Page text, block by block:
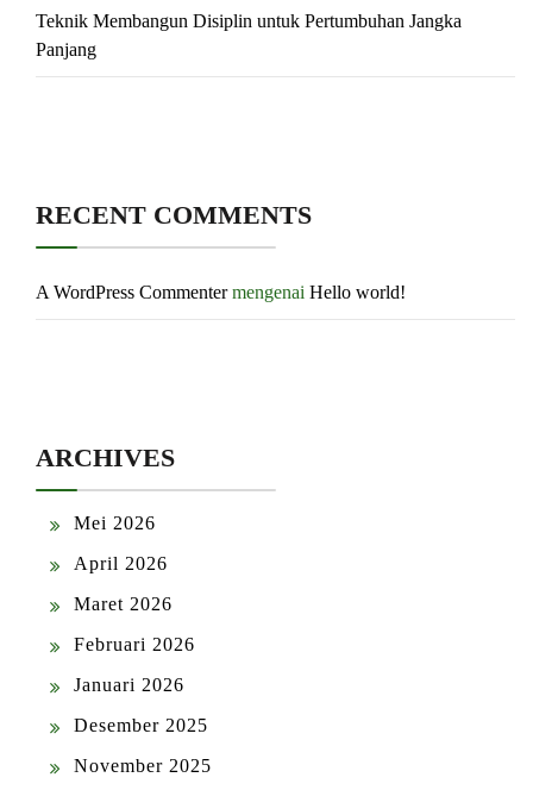
Teknik Membangun Disiplin untuk Pertumbuhan Jangka
Panjang
RECENT COMMENTS
A WordPress Commentermengenai Hello world!
ARCHIVES
Mei 2026
April 2026
Maret 2026
Februari 2026
Januari 2026
Desember 2025
November 2025